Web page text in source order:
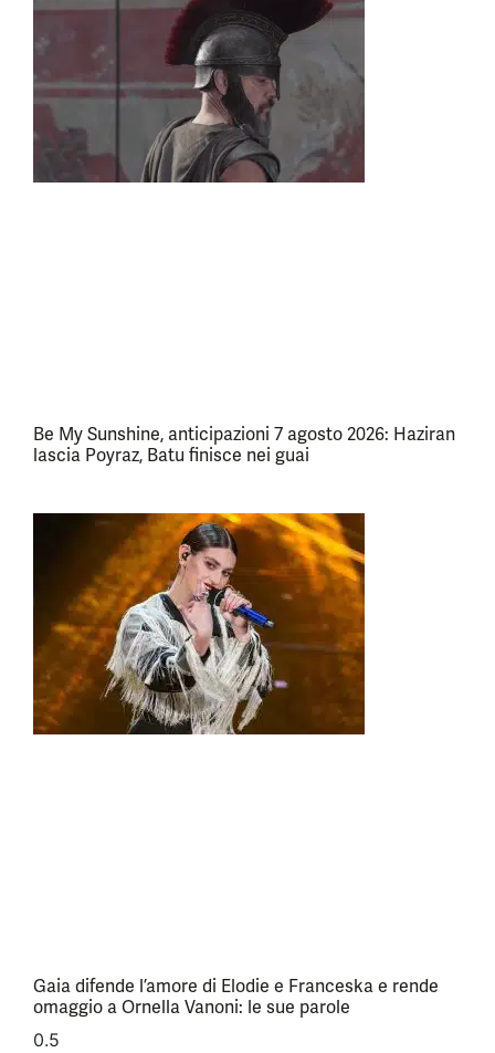
Be My Sunshine, anticipazioni 7 agosto 2026: Haziran
lascia Poyraz, Batu finisce nei guai
Gaia difende l’amore di Elodie e Franceska e rende
omaggio a Ornella Vanoni: le sue parole